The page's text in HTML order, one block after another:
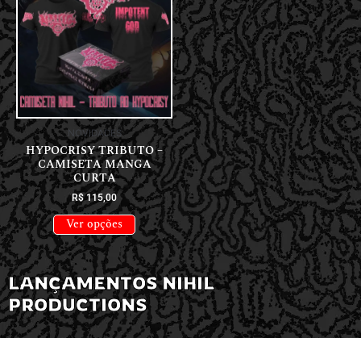
NOVIDADES
HYPOCRISY TRIBUTO –
CAMISETA MANGA
CURTA
R$115,00
Ver opções
LANÇAMENTOS NIHIL
PRODUCTIONS